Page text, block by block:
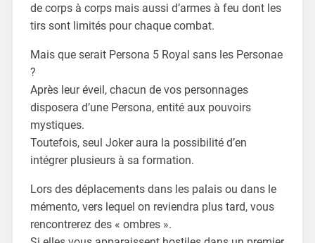
de corps à corps mais aussi d’armes à feu dont les
tirs sont limités pour chaque combat.
Mais que serait Persona 5 Royal sans les Personae
?
Après leur éveil, chacun de vos personnages
disposera d’une Persona, entité aux pouvoirs
mystiques.
Toutefois, seul Joker aura la possibilité d’en
intégrer plusieurs à sa formation.
Lors des déplacements dans les palais ou dans le
mémento, vers lequel on reviendra plus tard, vous
rencontrerez des « ombres ».